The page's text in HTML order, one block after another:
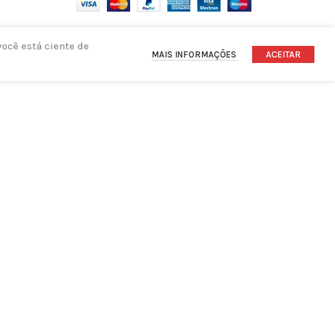
está ciente de
MAIS INFORMAÇÕES ACEITAR